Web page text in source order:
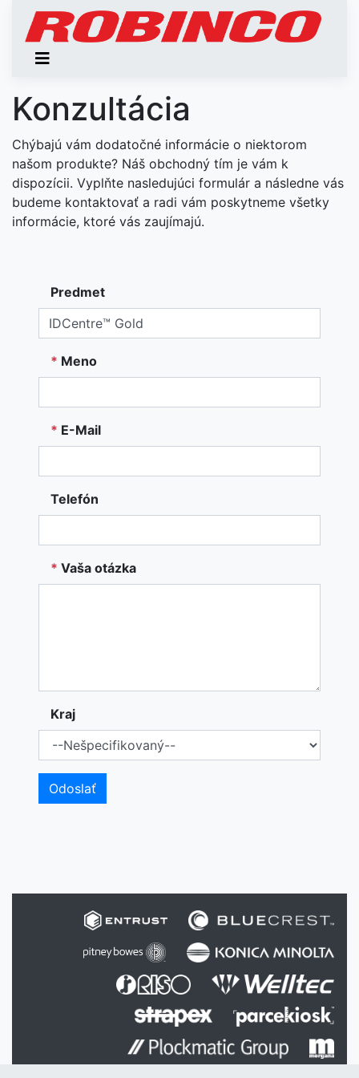
Konzultácia
Chýbajú vám dodatočné informácie o niektorom
našom produkte? Náš obchodný tím je vám k
dispozícii. Vyplňte nasledujúci formulár a následne vás
budeme kontaktovať a radi vám poskytneme všetky
informácie, ktoré vás zaujímajú.
Predmet
* Meno
* E-Mail
Telefón
* Vaša otázka
Kraj
Odoslať